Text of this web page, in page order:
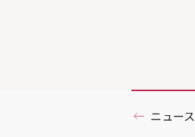
ニュース